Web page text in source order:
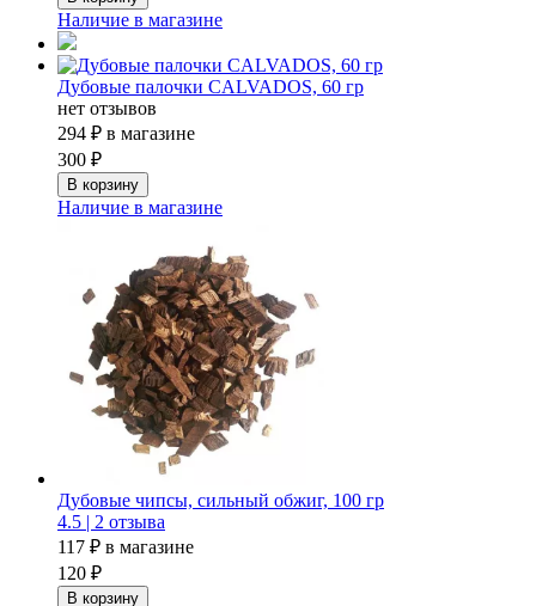
Наличие в магазине
Дубовые палочки CALVADOS, 60 гр
нет отзывов
294 ₽ в магазине
300 ₽
Наличие в магазине
Дубовые чипсы, сильный обжиг, 100 гр
4.5 | 2 отзыва
117 ₽ в магазине
120 ₽